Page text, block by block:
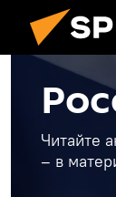
Читайте
– в